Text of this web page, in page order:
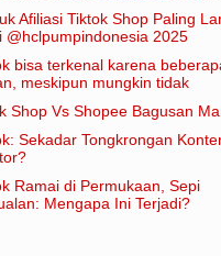
Afiliasi Tiktok Shop Paling
@hclpumpindonesia 2025
bisa terkenal karena
meskipun mungkin tidak
Shop Vs Shopee Bagusan
Sekadar Tongkrongan
Ramai di Permukaan, Sepi
Mengapa Ini Terjadi?